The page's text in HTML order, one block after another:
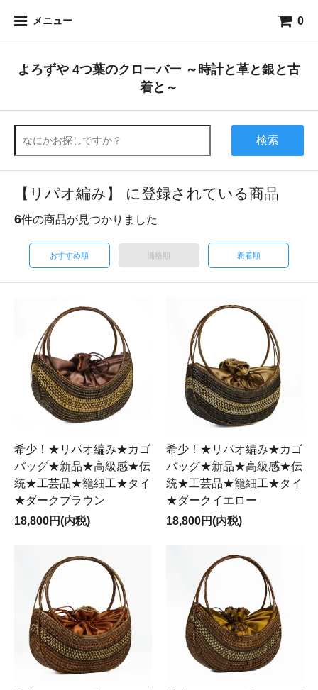
メニュー 0
よろずや 4つ葉のクローバー ～時計と革と銀と古
着と～
検索
【リパオ編み】 に登録されている商品
6件の商品が見つかりました
おすすめ順 価格順 新着順
希少！★リパオ編み★カゴ
バッグ★新品★高級感★伝
統★工芸品★籠細工★タイ
★ダークブラウン
18,800円(内税)
希少！★リパオ編み★カゴ
バッグ★新品★高級感★伝
統★工芸品★籠細工★タイ
★ダークイエロー
18,800円(内税)